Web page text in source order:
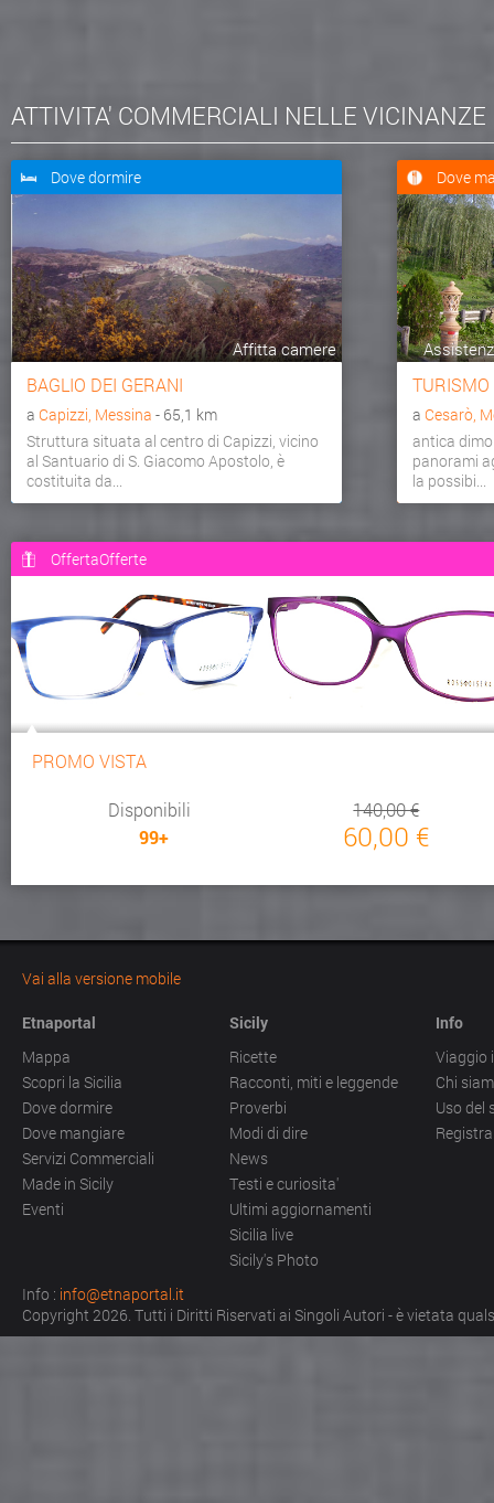
ATTIVITA' COMMERCIALI NELLE VICINANZE
Dove dormire
Affitta camere
BAGLIO DEI GERANI
a Capizzi, Messina - 65,1 km
Struttura situata al centro di Capizzi, vicino
al Santuario di S. Giacomo Apostolo, è
costituita da...
Dove
TURISMO
a Cesarò,
antica
panorami
la possibi...
OffertaOfferte
PROMO VISTA
Disponibili
99+
140,00 €
60,00 €
Vai alla versione mobile
Etnaportal
Mappa
Scopri la Sicilia
Dove dormire
Dove mangiare
Servizi Commerciali
Made in Sicily
Eventi
Sicily
Ricette
Racconti, miti e leggende
Proverbi
Modi di dire
News
Testi e curiosita'
Ultimi aggiornamenti
Sicilia live
Sicily's Photo
Info
Viaggio
Chi
Uso del
Info : info@etnaportal.it
Copyright 2026. Tutti i Diritti Riservati ai Singoli Autori - è vietata